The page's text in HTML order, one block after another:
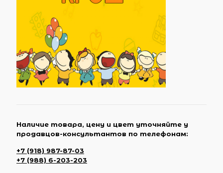
Наличие товара, цену и цвет уточняйте у
продавцов-консультантов по телефонам:
+7 (918) 987-87-03
+7 (988) 6-203-203